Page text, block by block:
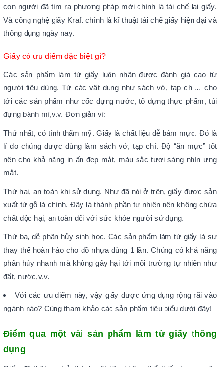
con người đã tìm ra phương pháp mới chính là tái chế lại giấy.
Và công nghệ giấy Kraft chính là kĩ thuật tái chế giấy hiện đại và
thông dụng ngày nay.
Giấy có ưu điểm đặc biệt gì?
Các sản phẩm làm từ giấy luôn nhận được đánh giá cao từ
người tiêu dùng. Từ các vật dụng như sách vở, tạp chí… cho
tới các sản phẩm như cốc đựng nước, tô đựng thực phẩm, túi
đựng bánh mì,v.v. Đơn giản vì:
Thứ nhất, có tính thẩm mỹ. Giấy là chất liệu dễ bám mực. Đó là
lí do chúng được dùng làm sách vở, tạp chí. Độ “ăn mực” tốt
nên cho khả năng in ấn đẹp mắt, màu sắc tươi sáng nhìn ưng
mắt.
Thứ hai, an toàn khi sử dụng. Như đã nói ở trên, giấy được sản
xuất từ gỗ là chính. Đây là thành phần tự nhiên nên không chứa
chất độc hại, an toàn đối với sức khỏe người sử dụng.
Thứ ba, dễ phân hủy sinh học. Các sản phẩm làm từ giấy là sự
thay thế hoàn hảo cho đồ nhựa dùng 1 lần. Chúng có khả năng
phân hủy nhanh mà không gây hại tới môi trường tự nhiên như
đất, nước,v.v.
Với các ưu điểm này, vậy giấy được ứng dụng rộng rãi vào
ngành nào? Cùng tham khảo các sản phẩm tiêu biểu dưới đây!
Điểm qua một vài sản phẩm làm từ giấy thông
dụng